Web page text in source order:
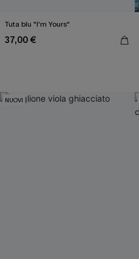
Tuta blu "I'm Yours"
37,00 €
NUOVI